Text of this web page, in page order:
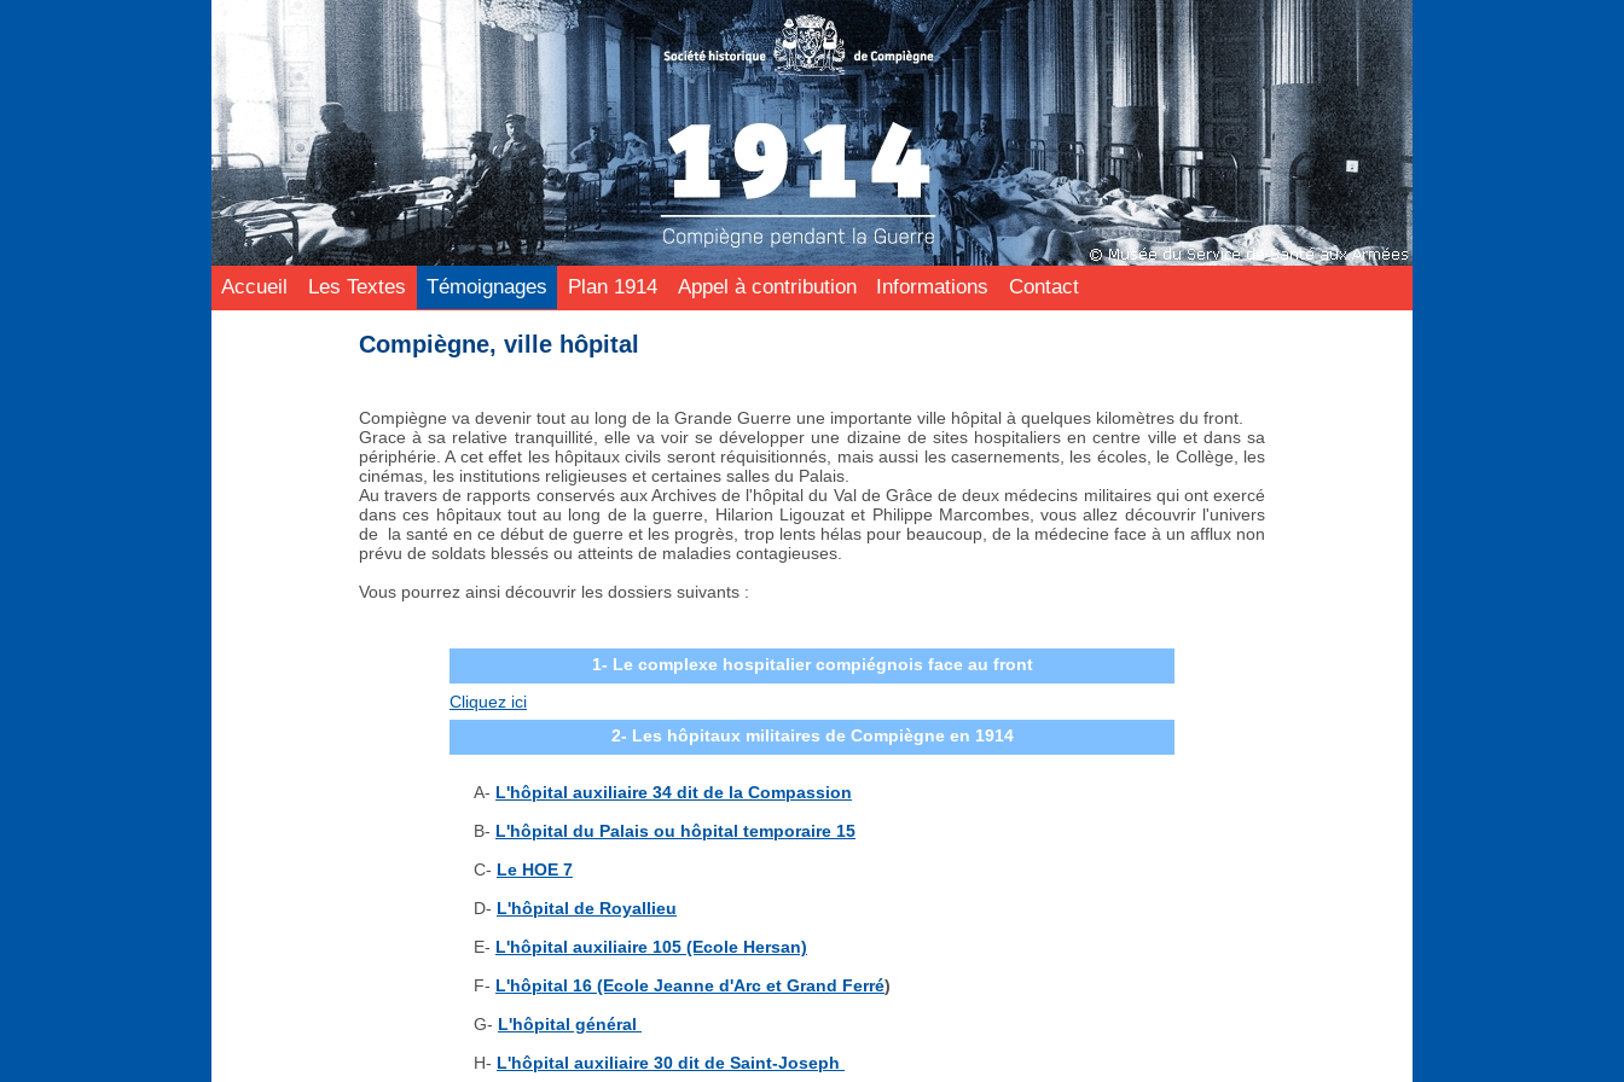
Accueil Les Textes Témoignages Plan 1914 Appel à contribution Informations Contact
Compiègne, ville hôpital
Compiègne va devenir tout au long de la Grande Guerre une importante ville hôpital à quelques kilomètres du front.
Grace à sa relative tranquillité, elle va voir se développer une dizaine de sites hospitaliers en centre ville et dans sa
périphérie. A cet effet les hôpitaux civils seront réquisitionnés, mais aussi les casernements, les écoles, le Collège, les
cinémas, les institutions religieuses et certaines salles du Palais.
Au travers de rapports conservés aux Archives de l'hôpital du Val de Grâce de deux médecins militaires qui ont exercé
dans ces hôpitaux tout au long de la guerre, Hilarion Ligouzat et Philippe Marcombes, vous allez découvrir l'univers
de la santé en ce début de guerre et les progrès, trop lents hélas pour beaucoup, de la médecine face à un afflux non
prévu de soldats blessés ou atteints de maladies contagieuses.
Vous pourrez ainsi découvrir les dossiers suivants :
1- Le complexe hospitalier compiégnois face au front
Cliquez ici
2- Les hôpitaux militaires de Compiègne en 1914
A- L'hôpital auxiliaire 34 dit de la Compassion
B- L'hôpital du Palais ou hôpital temporaire 15
C- Le HOE 7
D- L'hôpital de Royallieu
E- L'hôpital auxiliaire 105 (Ecole Hersan)
F- L'hôpital 16 (Ecole Jeanne d'Arc et Grand Ferré)
G- L'hôpital général
H- L'hôpital auxiliaire 30 dit de Saint-Joseph